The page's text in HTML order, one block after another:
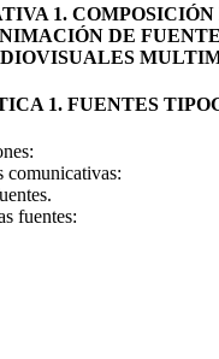
1. COMPOSICIÓN
DE
1. FUENTES
comunicativas:
fuentes: